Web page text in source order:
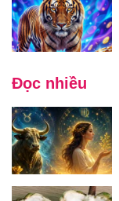
Đọc nhiều